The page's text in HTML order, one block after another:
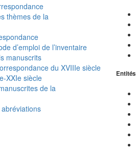
thèmes de la
d’emploi de l’inventaire
manuscrits
du XVIIIe siècle
XXIe siècle
de la
Entités